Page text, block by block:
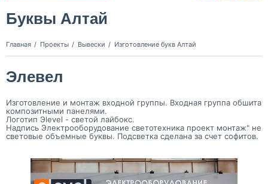
Буквы Алтай
Главная Проекты Вывески Изготовление букв Алтай
Элевел
Изготовление и монтаж входной группы. Входная группа обшита
композитными панелями.
Логотип Эlеvеl - светой лайбокс.
Надпись Электрооборудование светотехника проект монтаж" не
световые объемные буквы. Подсветка сделана за счет софитов.
обработку персональных данных и согласие с политикой
конфиденциальности
Нажимая на кнопку, я даю согласие на получение
информационных и рекламных рассылок
Оставить
заявку